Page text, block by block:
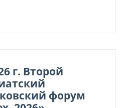
г. Второй
форум